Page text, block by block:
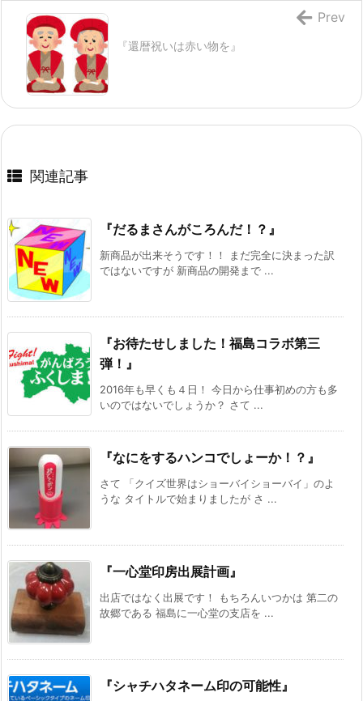
『還暦祝いは赤い物を』
Prev
関連記事
『だるまさんがころんだ！？』
新商品が出来そうです！！ まだ完全に決まった訳
ではないですが 新商品の開発まで ...
『お待たせしました！福島コラボ第三
弾！』
2016年も早くも４日！ 今日から仕事初めの方も多
いのではないでしょうか？ さて ...
『なにをするハンコでしょーか！？』
さて 「クイズ世界はショーバイショーバイ」のよ
うな タイトルで始まりましたが さ ...
『一心堂印房出展計画』
出店ではなく出展です！ もちろんいつかは 第二の
故郷である 福島に一心堂の支店を ...
『シャチハタネーム印の可能性』